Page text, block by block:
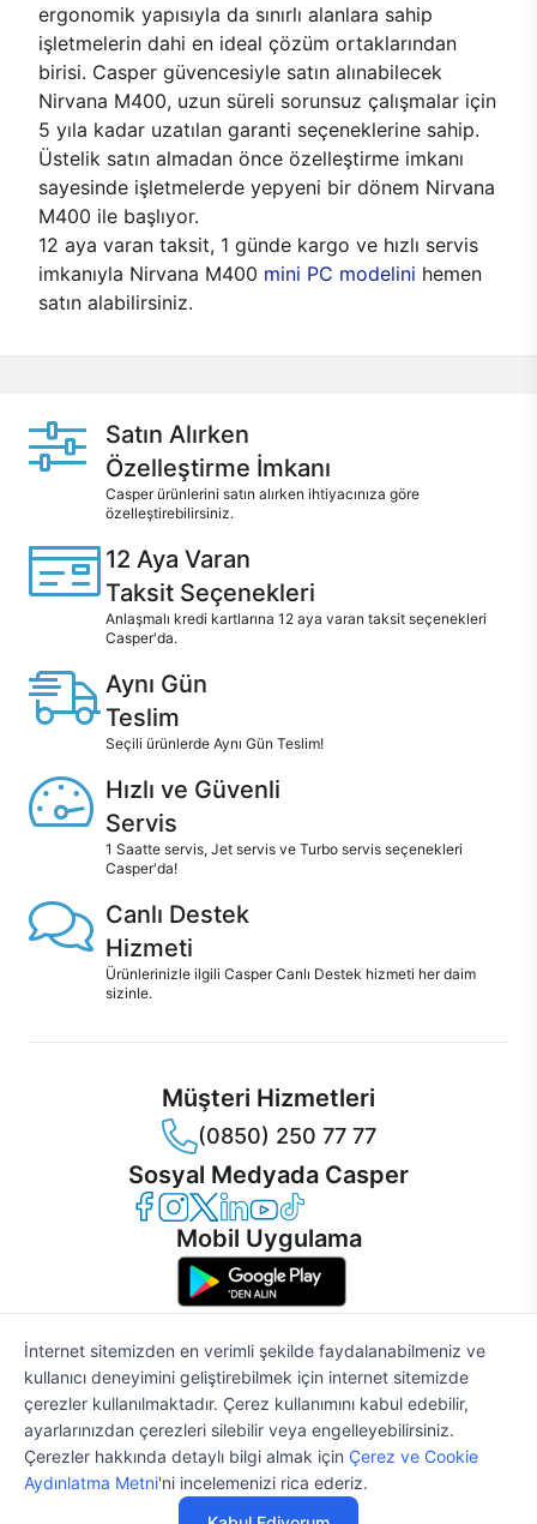
41.550 TL40.719 TL %2
ergonomik yapısıyla da sınırlı alanlara sahip
işletmelerin dahi en ideal çözüm ortaklarından
birisi. Casper güvencesiyle satın alınabilecek
Nirvana M400, uzun süreli sorunsuz çalışmalar için
5 yıla kadar uzatılan garanti seçeneklerine sahip.
Üstelik satın almadan önce özelleştirme imkanı
sayesinde işletmelerde yepyeni bir dönem Nirvana
M400 ile başlıyor.
12 aya varan taksit, 1 günde kargo ve hızlı servis
imkanıyla Nirvana M400 mini PC modelini hemen
satın alabilirsiniz.
Satın Alırken
Özelleştirme İmkanı
Casper ürünlerini satın alırken ihtiyacınıza göre
özelleştirebilirsiniz.
12 Aya Varan
Taksit Seçenekleri
Anlaşmalı kredi kartlarına 12 aya varan taksit seçenekleri
Casper'da.
Aynı Gün
Teslim
Seçili ürünlerde Aynı Gün Teslim!
Hızlı ve Güvenli
Servis
1 Saatte servis, Jet servis ve Turbo servis seçenekleri
Casper'da!
Canlı Destek
Hizmeti
Ürünlerinizle ilgili Casper Canlı Destek hizmeti her daim
sizinle.
Müşteri Hizmetleri
(0850) 250 77 77
Sosyal Medyada Casper
Casper Facebook
Casper Instagram
Casper Twitter
Casper LinkedIn
Casper YouTube
Casper TikTok
Mobil Uygulama
© 2021 - 2026 Casper Bilgisayar Sistemleri A.Ş. Tüm Hakları Saklıdır
KVKK
Çerez Politikası
Bilgi Güvenliği
Bilgi Toplumu Hizmetleri
Mesafeli Satış Sözleşmesi
İnternet sitemizden en verimli şekilde faydalanabilmeniz ve
kullanıcı deneyimini geliştirebilmek için internet sitemizde
çerezler kullanılmaktadır. Çerez kullanımını kabul edebilir,
ayarlarınızdan çerezleri silebilir veya engelleyebilirsiniz.
Çerezler hakkında detaylı bilgi almak için Çerez ve Cookie
Aydınlatma Metni'ni incelemenizi rica ederiz.